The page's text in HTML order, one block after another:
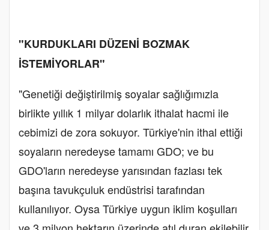
"KURDUKLARI DÜZENİ BOZMAK
İSTEMİYORLAR"
"Genetiği değiştirilmiş soyalar sağlığımızla
birlikte yıllık 1 milyar dolarlık ithalat hacmi ile
cebimizi de zora sokuyor. Türkiye'nin ithal ettiği
soyaların neredeyse tamamı GDO; ve bu
GDO'ların neredeyse yarısından fazlası tek
başına tavukçuluk endüstrisi tarafından
kullanılıyor. Oysa Türkiye uygun iklim koşulları